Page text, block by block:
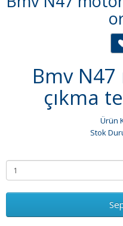
Bmv
çıkma
Ürün
Stok